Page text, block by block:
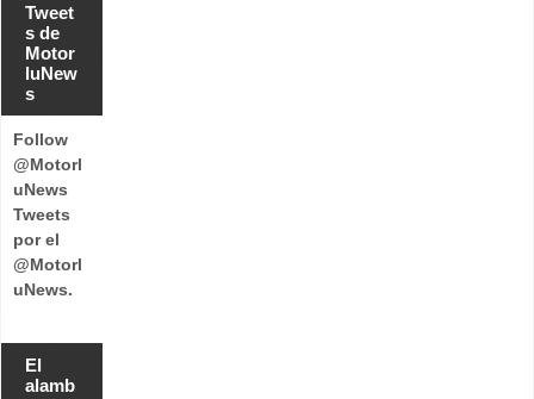
Tweet
s de
Motor
luNew
s
Follow
@Motorl
uNews
Tweets
por el
@Motorl
uNews.
El
alamb